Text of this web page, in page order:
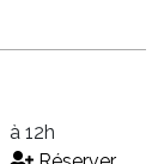
à 12h